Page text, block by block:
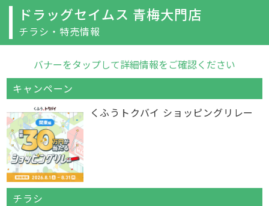
ドラッグセイムス 青梅大門店
チラシ・特売情報
バナーをタップして詳細情報をご確認ください
キャンペーン
くふうトクバイ ショッピングリレー
チラシ